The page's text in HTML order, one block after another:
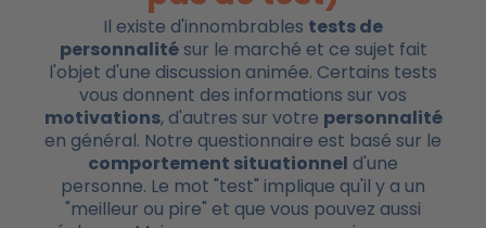
Il existe d'innombrables tests de
personnalitésur le marché et ce sujet fait
l'objet d'une discussion animée. Certains tests
vous donnent des informations sur vos
motivations, d'autres sur votre personnalité
en général. Notre questionnaire est basé sur le
comportement situationnel d'une
personne. Le mot "test" implique qu'il y a un
"meilleur ou pire" et que vous pouvez aussi